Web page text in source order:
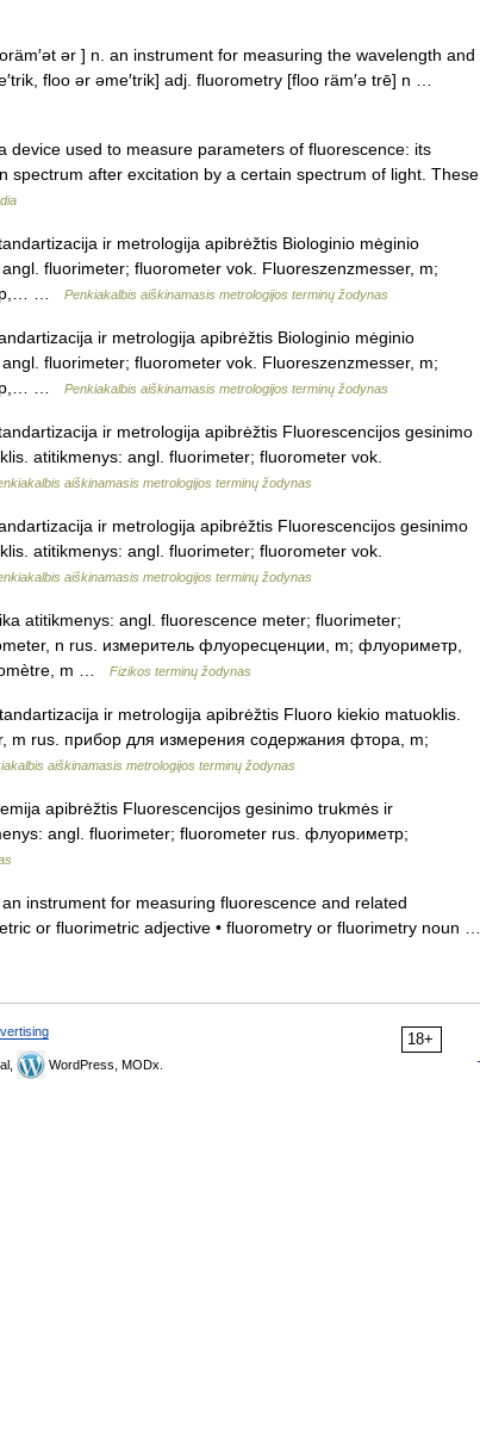
ər ] n. an instrument for measuring the wavelength and
floo ər əme′trik] adj. fluorometry [floo räm′ə trē] n …
used to measure parameters of fluorescence: its
spectrum after excitation by a certain spectrum of light. These
ir metrologija apibrėžtis Biologinio mėginio
fluorimeter; fluorometer vok. Fluoreszenzmesser, m;
…
Penkiakalbis aiškinamasis metrologijos terminų žodynas
ir metrologija apibrėžtis Biologinio mėginio
fluorimeter; fluorometer vok. Fluoreszenzmesser, m;
…
Penkiakalbis aiškinamasis metrologijos terminų žodynas
ir metrologija apibrėžtis Fluorescencijos gesinimo
atitikmenys: angl. fluorimeter; fluorometer vok.
aiškinamasis metrologijos terminų žodynas
ir metrologija apibrėžtis Fluorescencijos gesinimo
atitikmenys: angl. fluorimeter; fluorometer vok.
aiškinamasis metrologijos terminų žodynas
atitikmenys: angl. fluorescence meter; fluorimeter;
n rus. измеритель флуоресценции, m; флуориметр,
m …
Fizikos terminų žodynas
ir metrologija apibrėžtis Fluoro kiekio matuoklis.
m rus. прибор для измерения содержания фтора, m;
aiškinamasis metrologijos terminų žodynas
apibrėžtis Fluorescencijos gesinimo trukmės ir
angl. fluorimeter; fluorometer rus. флуориметр;
instrument for measuring fluorescence and related
or fluorimetric adjective • fluorometry or fluorimetry noun …
18+
WordPress, MODx.